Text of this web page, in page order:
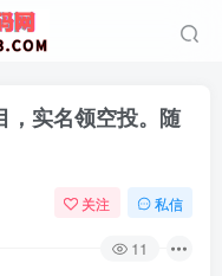
，实名领空投。随
关注 私信
11